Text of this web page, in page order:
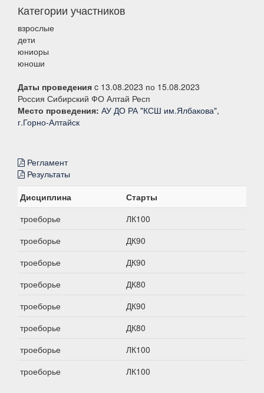
Категории участников
взрослые
дети
юниоры
юноши
Даты проведения c 13.08.2023 по 15.08.2023
Россия Сибирский ФО Алтай Респ
Место проведения: АУ ДО РА "КСШ им.Ялбакова",
г.Горно-Алтайск
Регламент
Результаты
Дисциплина
Старты
троеборье
ЛК100
троеборье
ДК90
троеборье
ДК90
троеборье
ДК80
троеборье
ДК90
троеборье
ДК80
троеборье
ЛК100
троеборье
ЛК100